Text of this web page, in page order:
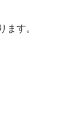
ます。